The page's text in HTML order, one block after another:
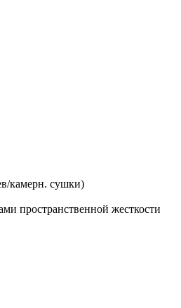
камерн. сушки)
пространственной жесткости